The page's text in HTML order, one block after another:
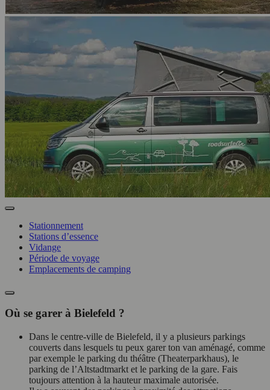
Stationnement
Stations d’essence
Vidange
Période de voyage
Emplacements de camping
Où se garer à Bielefeld ?
Dans le centre-ville de Bielefeld, il y a plusieurs parkings
couverts dans lesquels tu peux garer ton van aménagé, comme
par exemple le parking du théâtre (Theaterparkhaus), le
parking de l’Altstadtmarkt et le parking de la gare. Fais
toujours attention à la hauteur maximale autorisée.